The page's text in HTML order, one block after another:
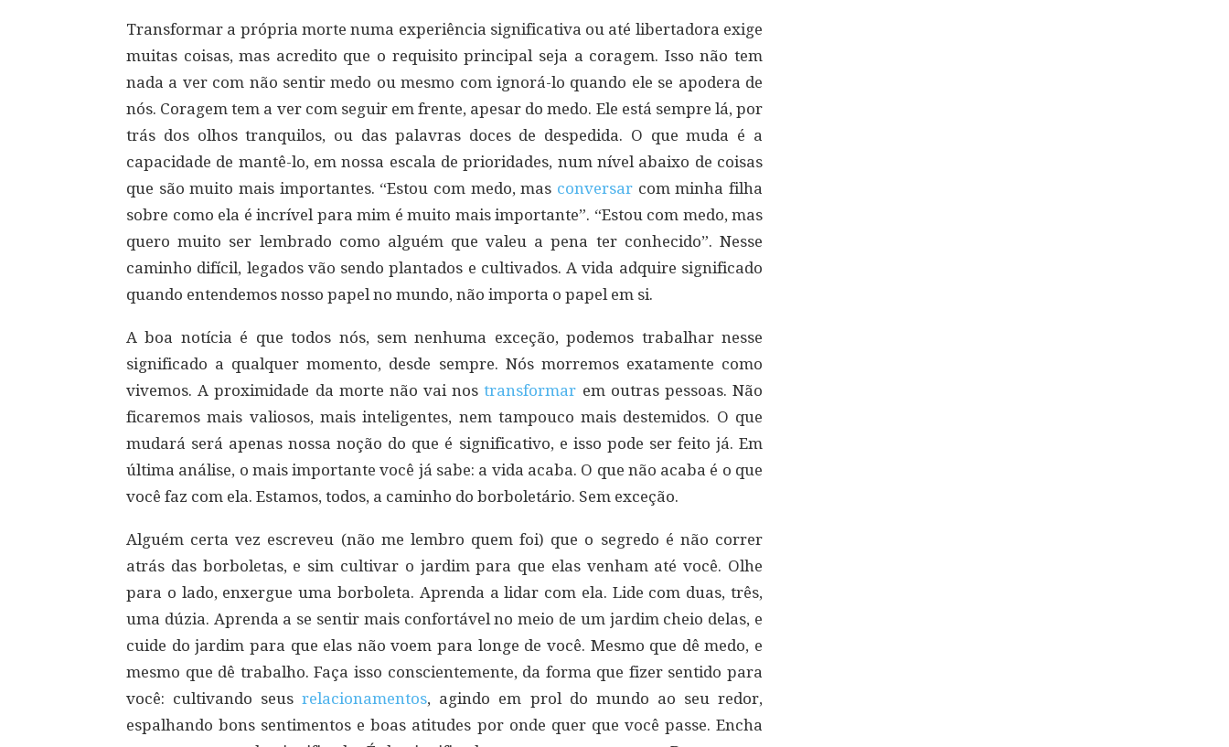
Transformar a própria morte numa experiência significativa ou até libertadora exige
muitas coisas, mas acredito que o requisito principal seja a coragem. Isso não tem
nada a ver com não sentir medo ou mesmo com ignorá-lo quando ele se apodera de
nós. Coragem tem a ver com seguir em frente, apesar do medo. Ele está sempre lá, por
trás dos olhos tranquilos, ou das palavras doces de despedida. O que muda é a
capacidade de mantê-lo, em nossa escala de prioridades, num nível abaixo de coisas
que são muito mais importantes. “Estou com medo, mas conversar com minha filha
sobre como ela é incrível para mim é muito mais importante”. “Estou com medo, mas
quero muito ser lembrado como alguém que valeu a pena ter conhecido”. Nesse
caminho difícil, legados vão sendo plantados e cultivados. A vida adquire significado
quando entendemos nosso papel no mundo, não importa o papel em si.
A boa notícia é que todos nós, sem nenhuma exceção, podemos trabalhar nesse
significado a qualquer momento, desde sempre. Nós morremos exatamente como
vivemos. A proximidade da morte não vai nostransformar em outras pessoas. Não
ficaremos mais valiosos, mais inteligentes, nem tampouco mais destemidos. O que
mudará será apenas nossa noção do que é significativo, e isso pode ser feito já. Em
última análise, o mais importante você já sabe: a vida acaba. O que não acaba é o que
você faz com ela. Estamos, todos, a caminho do borboletário. Sem exceção.
Alguém certa vez escreveu (não me lembro quem foi) que o segredo é não correr
atrás das borboletas, e sim cultivar o jardim para que elas venham até você. Olhe
para o lado, enxergue uma borboleta. Aprenda a lidar com ela. Lide com duas, três,
uma dúzia. Aprenda a se sentir mais confortável no meio de um jardim cheio delas, e
cuide do jardim para que elas não voem para longe de você. Mesmo que dê medo, e
mesmo que dê trabalho. Faça isso conscientemente, da forma que fizer sentido para
você: cultivando seusrelacionamentos, agindo em prol do mundo ao seu redor,
espalhando bons sentimentos e boas atitudes por onde quer que você passe. Encha